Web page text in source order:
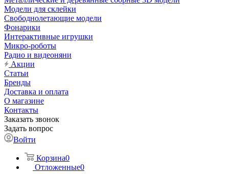
Модели для склейки
Свободнолетающие модели
Фонарики
Интерактивные игрушки
Микро-роботы
Радио и видеоняни
Акции
Статьи
Бренды
Доставка и оплата
О магазине
Контакты
Заказать звонок
Задать вопрос
Войти
Корзина0
Отложенные0